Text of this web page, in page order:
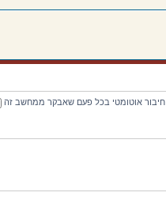
חיבור אוטומטי בכל פעם שאבקר ממחשב זה